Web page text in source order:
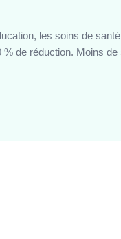
les soins de
de réduction. Moins de